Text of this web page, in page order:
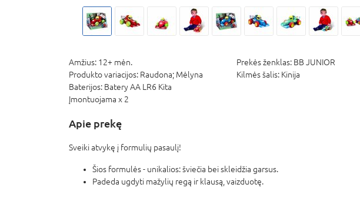
Amžius: 12+ mėn. Prekės ženklas: BB JUNIOR
Produkto variacijos: Raudona; Mėlyna Kilmės šalis: Kinija
Baterijos: Batery AA LR6 Kita
Įmontuojama x 2
Apie prekę
Sveiki atvykę į formulių pasaulį!
Šios formulės - unikalios: šviečia bei skleidžia garsus.
Padeda ugdyti mažylių regą ir klausą, vaizduotę.